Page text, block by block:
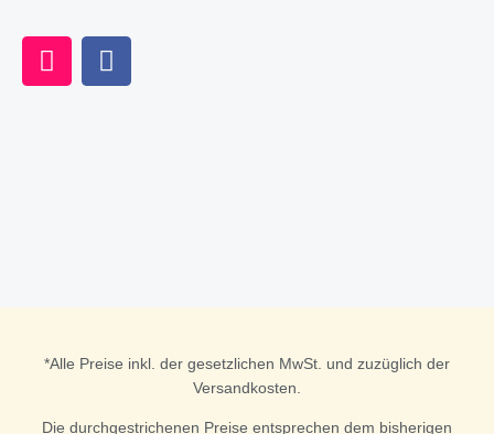
I
n
F
a
*Alle Preise inkl. der gesetzlichen MwSt. und zuzüglich der
Versandkosten.
Die durchgestrichenen Preise entsprechen dem bisherigen